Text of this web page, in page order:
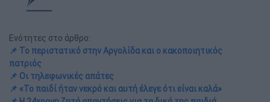
Ενότητες στο άρθρο:
📌 Το περιστατικό στην Αργολίδα και ο κακοποιητικός
πατριός
📌 Οι τηλεφωνικές απάτες
📌 «Το παιδί ήταν νεκρό και αυτή έλεγε ότι είναι καλά»